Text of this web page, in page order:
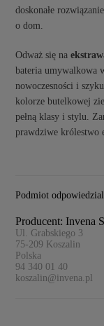
doskonałe
o dom.
Odważ się na
bateria umywalkowa
nowoczesności i
kolorze butelkowej
pełną klasy i stylu.
prawdziwe królestwo
Podmiot
Producent: Invena
Ul. Grabskiego 3
75-209 Koszalin
Polska
94 340 01 40
koszalin@invena.pl